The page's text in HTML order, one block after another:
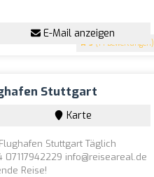
5 (14 Bewertungen)
E-Mail anzeigen
Stuttgart
Karte
Stuttgart Täglich
info@reiseareal.de
Reise!